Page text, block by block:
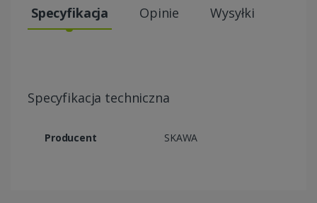
Specyfikacja Opinie Wysyłki
Specyfikacja techniczna
Producent SKAWA